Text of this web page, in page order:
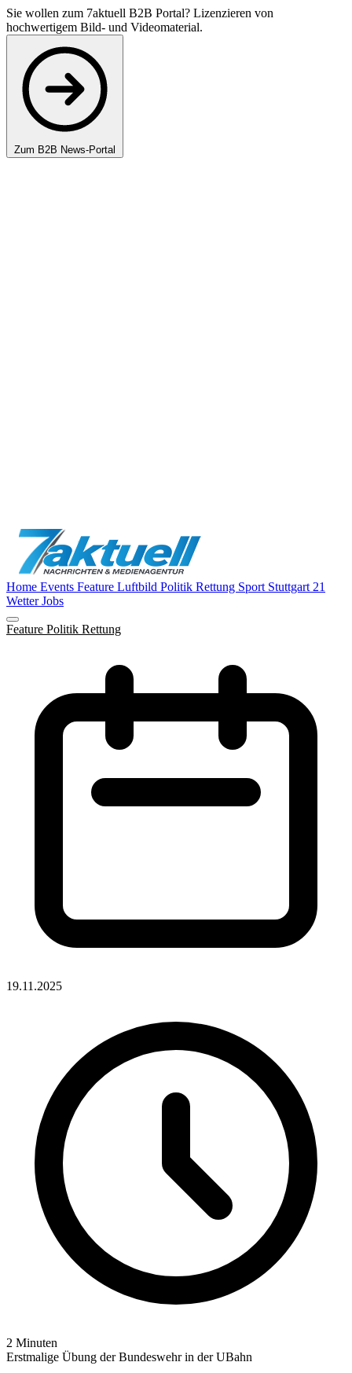
Sie wollen zum 7aktuell B2B Portal? Lizenzieren von
hochwertigem Bild- und Videomaterial.
Zum B2B News-Portal
Home Events Feature Luftbild Politik Rettung Sport Stuttgart 21
WetterJobs
Feature Politik Rettung
19.11.2025
2 Minuten
Erstmalige Übung der Bundeswehr in der UBahn